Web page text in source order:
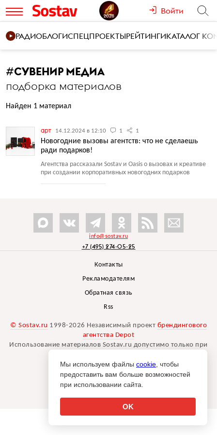
Войти
РАДИОБЛОГИСПЕЦПРОЕКТЫРЕЙТИНГИКАТАЛОГ
#СУВЕНИР МЕДИА
подборка материалов
Найден 1 материал
арт 14.12.2024 в 12:10 1 1
Новогодние вызовы агентств: что не сделаешь
ради подарков!
Агентства рассказали Sostav и Oasis о вызовах и креативе
при создании корпоративных новогодних подарков
info@sostav.ru
+7 (495) 274-05-25
Контакты
Рекламодателям
Обратная связь
Rss
© Sostav.ru 1998-2026 Независимый проект брендингового
агентства Depot
Использование материалов Sostav.ru допустимо только при
Дизайн сайта -Liqium.
18+
Мы используем файлы cookie , чтобы
предоставить вам больше возможностей
при использовании сайта.
OK